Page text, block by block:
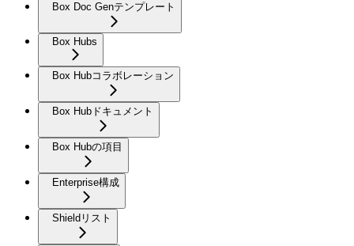
Box Doc Genテンプレート
Box Hubs
Box Hubコラボレーション
Box Hubドキュメント
Box Hubの項目
Enterprise構成
Shieldリスト